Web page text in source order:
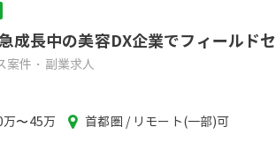
成長中の美容DX企業でフィールドセ
案件・副業求人
万〜45万
エ
首都圏 / リモート(一部)可